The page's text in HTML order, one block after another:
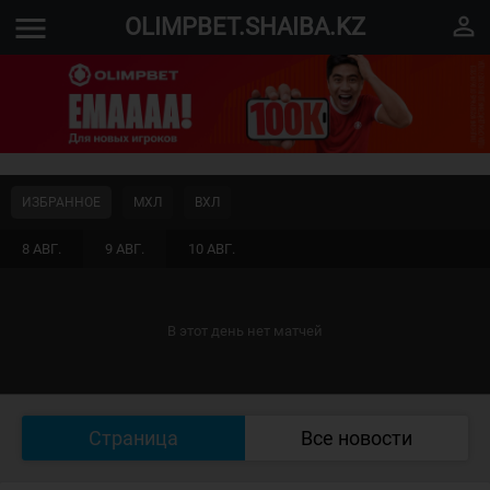
menu OLIMPBET.SHAIBA.KZ perm_identity
8 АВГ. 9 АВГ. 10 АВГ.
ИЗБРАННОЕ МХЛ ВХЛ
В этот день нет матчей
Страница Все новости